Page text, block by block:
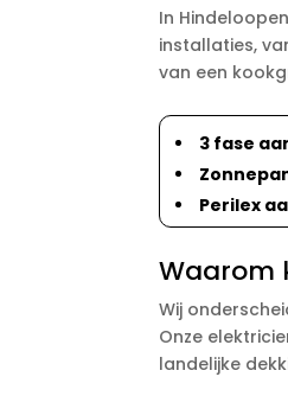
In
installaties,
van een
3 fase
Perilex
Waarom
Wij
Onze
landelijke